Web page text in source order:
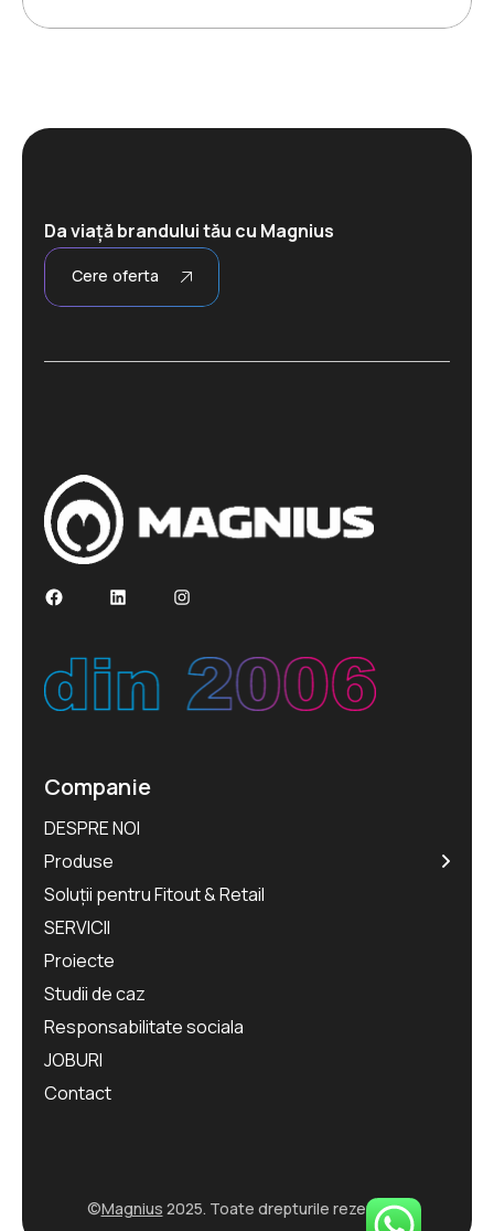
Da viață brandului tău cu Magnius
Cere oferta
FacebookLinkedInInstagram
Companie
DESPRE NOI
Produse
Soluții pentru Fitout & Retail
SERVICII
Proiecte
Studii de caz
Responsabilitate sociala
JOBURI
Contact
©Magnius 2025. Toate drepturile rezervate.